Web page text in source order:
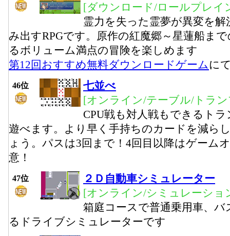
[ダウンロード/ロールプレイ
霊力を失った霊夢が異変を
み出すRPGです。原作の紅魔郷～星蓮船ま
るボリューム満点の冒険を楽しめます
第12回おすすめ無料ダウンロードゲームに
46位
七並べ
[オンライン/テーブル/トラ
CPU戦も対人戦もできるト
遊べます。より早く手持ちのカードを減ら
ょう。パスは3回まで！4回目以降はゲーム
意！
47位
２Ｄ自動車シミュレーター
[オンライン/シミュレーショ
箱庭コースで普通乗用車、
るドライブシミュレーターです